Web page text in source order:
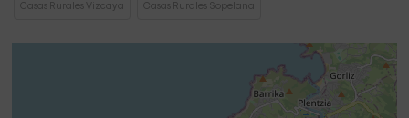
Casas Rurales Vizcaya Casas Rurales Sopelana